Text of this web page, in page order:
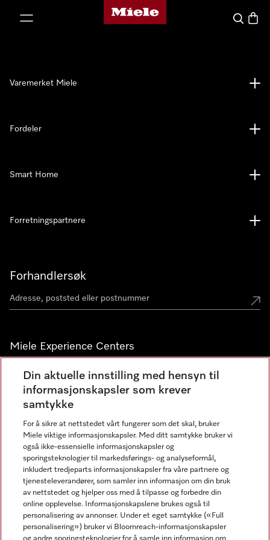
Mieles hjemmeside
Søk
Forhandlersøk
Miele Experience Centers
Miele Experience Center Nesbru
Miele Outlet Nesbru
Nyhetsbrev
Varemerket Miele
Fordeler
Smart Home
Forretningspartnere
Din aktuelle innstilling med hensyn til
informasjonskapsler som krever
samtykke
For å sikre at nettstedet vårt fungerer som det skal, bruker
Miele viktige informasjonskapsler. Med ditt samtykke bruker vi
også ikke-essensielle informasjonskapsler og
sporingsteknologier til markedsførings- og analyseformål,
inkludert tredjeparts informasjonskapsler fra våre partnere og
tjenesteleverandører, som samler inn informasjon om din bruk
av nettstedet og hjelper oss med å tilpasse og forbedre din
online opplevelse. Informasjonskapslene brukes også til
personalisering av annonser. Under et eget samtykke («Full
personalisering») bruker vi Bloomreach-informasjonskapsler